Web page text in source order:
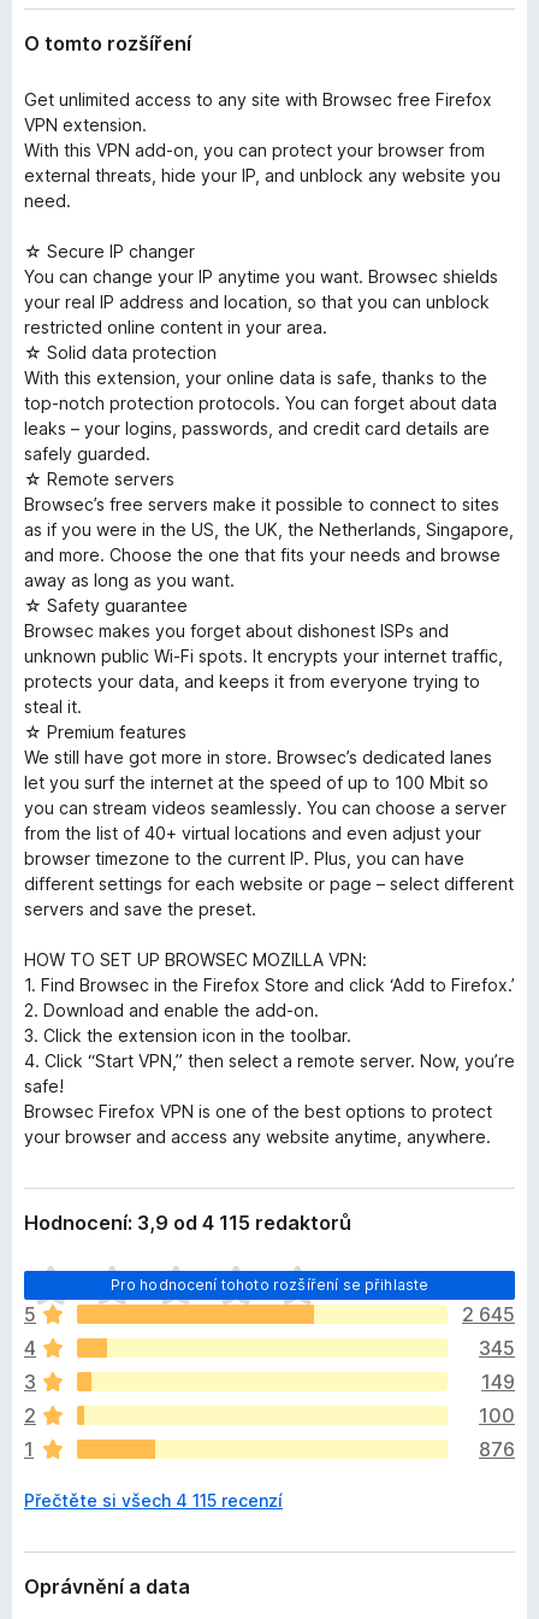
O tomto rozšíření
Get unlimited access to any site with Browsec free Firefox
VPN extension.
With this VPN add-on, you can protect your browser from
external threats, hide your IP, and unblock any website you
need.
☆ Secure IP changer
You can change your IP anytime you want. Browsec shields
your real IP address and location, so that you can unblock
restricted online content in your area.
☆ Solid data protection
With this extension, your online data is safe, thanks to the
top-notch protection protocols. You can forget about data
leaks – your logins, passwords, and credit card details are
safely guarded.
☆ Remote servers
Browsec’s free servers make it possible to connect to sites
as if you were in the US, the UK, the Netherlands, Singapore,
and more. Choose the one that fits your needs and browse
away as long as you want.
☆ Safety guarantee
Browsec makes you forget about dishonest ISPs and
unknown public Wi-Fi spots. It encrypts your internet traffic,
protects your data, and keeps it from everyone trying to
steal it.
☆ Premium features
We still have got more in store. Browsec’s dedicated lanes
let you surf the internet at the speed of up to 100 Mbit so
you can stream videos seamlessly. You can choose a server
from the list of 40+ virtual locations and even adjust your
browser timezone to the current IP. Plus, you can have
different settings for each website or page – select different
servers and save the preset.
HOW TO SET UP BROWSEC MOZILLA VPN:
1. Find Browsec in the Firefox Store and click ‘Add to Firefox.’
2. Download and enable the add-on.
3. Click the extension icon in the toolbar.
4. Click “Start VPN,” then select a remote server. Now, you’re
safe!
Browsec Firefox VPN is one of the best options to protect
your browser and access any website anytime, anywhere.
Hodnocení: 3,9 od 4 115 redaktorů
Pro hodnocení tohoto rozšíření se přihlaste
Z
a
t
í
m
n
e
h
d
o
c
5
2 645
4
345
3
149
2
100
1
876
Přečtěte si všech 4 115 recenzí
Oprávnění a data